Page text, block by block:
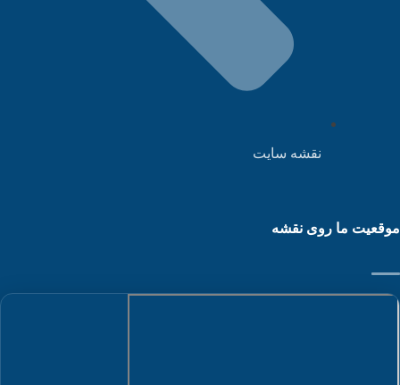
نقشه سایت
ما روی نقشه